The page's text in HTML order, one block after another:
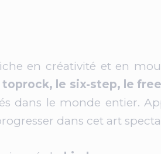
en créativité et en
toprock, le six-step, le
dans le monde entier.
dans cet art